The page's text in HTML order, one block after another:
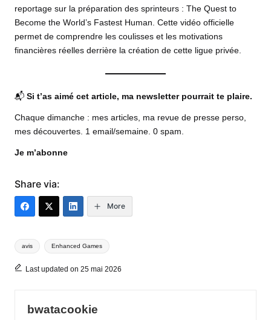
reportage sur la préparation des sprinteurs : The Quest to
Become the World’s Fastest Human . Cette vidéo officielle
permet de comprendre les coulisses et les motivations
financières réelles derrière la création de cette ligue privée.
📬 Si t’as aimé cet article, ma newsletter pourrait te plaire.
Chaque dimanche : mes articles, ma revue de presse perso,
mes découvertes. 1 email/semaine. 0 spam.
Je m’abonne
Share via:
More
Tags:
avis Enhanced Games
Last updated on 25 mai 2026
bwatacookie